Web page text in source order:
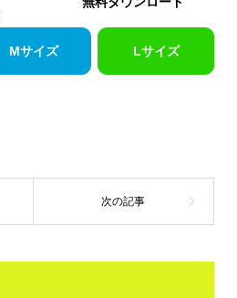
Mサイズ Lサイズ